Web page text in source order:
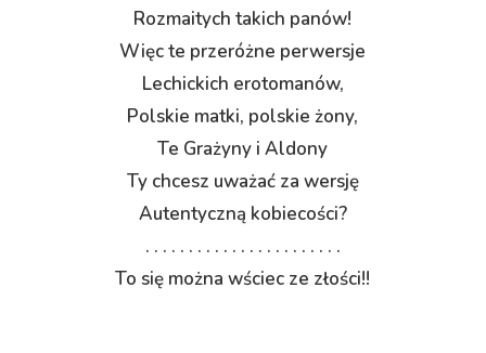
Rozmaitych takich panów!
Więc te przeróżne perwersje
Lechickich erotomanów,
Polskie matki, polskie żony,
Te Grażyny i Aldony
Ty chcesz uważać za wersję
Autentyczną kobiecości?
. . . . . . . . . . . . . . . . . . . . . . .
To się można wściec ze złości!!